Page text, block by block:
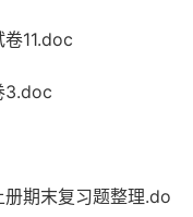
11.doc
3.doc
期末复习题整理.do